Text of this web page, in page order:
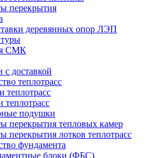
перекрытия
деревянных опор ЛЭП
СМК
с доставкой
теплотрасс
теплотрасс
теплотрасс
подушки
перекрытия тепловых камер
перекрытия лотков теплотрасс
фундамента
блоки (ФБС)